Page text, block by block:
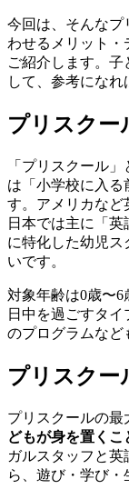
今回は、そんなプ
わせるメリット・
ご紹介します。
して、参考になれ
プリスクー
「プリスクール
は「小学校に入る
す。アメリカなど
日本では主に「
に特化した幼児ス
いです。
対象年齢は0歳〜
日中を過ごすタ
のプログラムなど
プリスクー
プリスクールの最
どもが身を置くこ
ガルスタッフと
ら、遊び・学び・